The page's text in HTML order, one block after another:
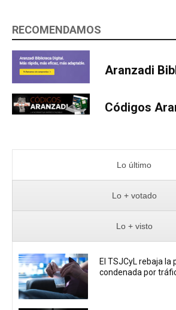
RECOMENDAMOS
Aranzadi
Códigos
Lo último
Lo + votado
Lo + visto
El TSJCyL rebaja la
condenada por